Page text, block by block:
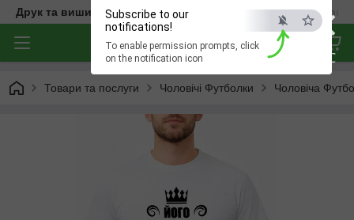
×
ESC
Subscribe to our
notifications!
To enable permission prompts, click
on the notification icon
Друк та вишивка на одязі — створюємо речі з характером
Товари та послуги Чоловічі Футболки Чоловіча